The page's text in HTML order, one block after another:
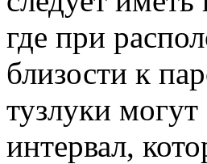
где при
близости к
тузлуки
интервал,